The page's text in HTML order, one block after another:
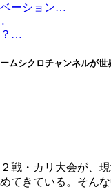
ーション…
？…
ムシクロチャンネルが世
戦・カリ大会が、
てきている。そん